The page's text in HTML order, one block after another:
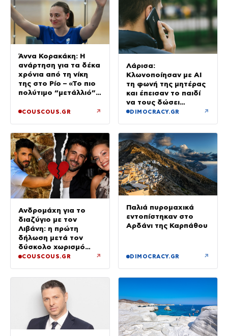
Άννα Κορακάκη: Η
ανάρτηση για τα δέκα
χρόνια από τη νίκη
της στο Ρίο – «Το πιο
πολύτιμο “μετάλλιό”
COUSCOUS.GR ↗
Λάρισα:
Κλωνοποίησαν με AI
τη φωνή της μητέρας
και έπεισαν το παιδί
να τους δώσει
χρήματα και
DIMOCRACY.GR ↗
Ανδρομάχη για το
διαζύγιο με τον
Λιβάνη: η πρώτη
δήλωση μετά τον
δύσκολο χωρισμό
«Όποιος έχει…»
COUSCOUS.GR ↗
Παλιά πυρομαχικά
εντοπίστηκαν στο
Αρδάνι της Καρπάθου
DIMOCRACY.GR ↗